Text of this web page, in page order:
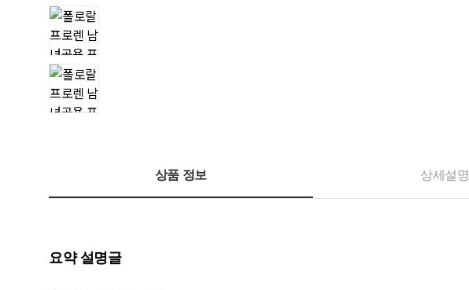
상품 정보 상세설명
요약 설명글